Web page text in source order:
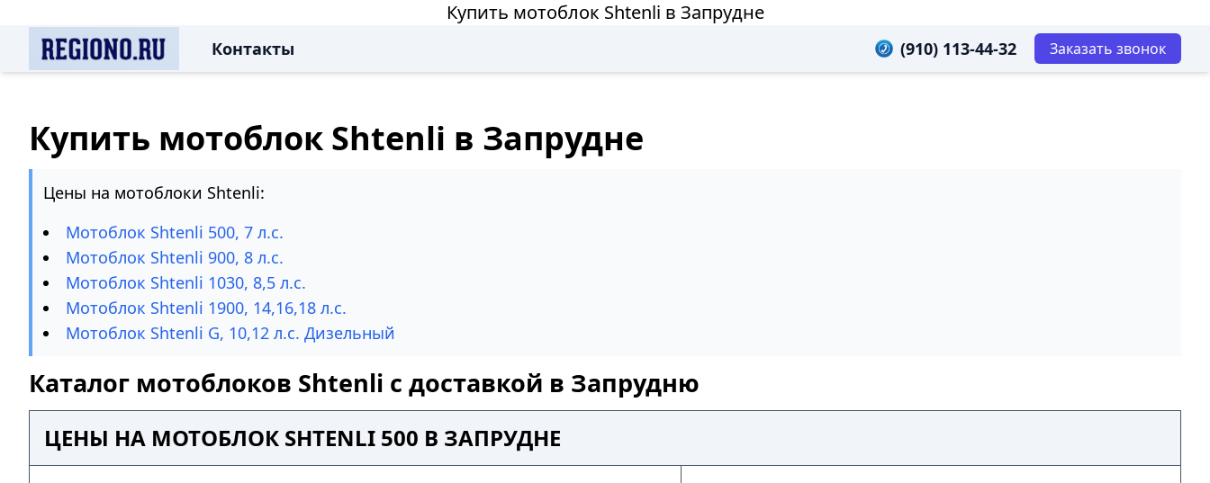
Купить мотоблок Shtenli в Запрудне
Контакты (910) 113-44-32 Заказать звонок
Купить мотоблок Shtenli в Запрудне
Цены на мотоблоки Shtenli:
Мотоблок Shtenli 500, 7 л.с.
Мотоблок Shtenli 900, 8 л.с.
Мотоблок Shtenli 1030, 8,5 л.с.
Мотоблок Shtenli 1900, 14,16,18 л.с.
Мотоблок Shtenli G, 10,12 л.с. Дизельный
Каталог мотоблоков Shtenli с доставкой в Запрудню
ЦЕНЫ НА МОТОБЛОК SHTENLI 500 В ЗАПРУДНЕ